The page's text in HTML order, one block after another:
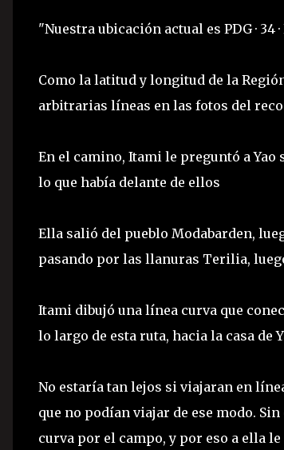
"Nuestra ubicación actual es PDG · 34 ·
Como la latitud y longitud de la
arbitrarias líneas en las fotos del
En el camino, Itami le preguntó a Yao
lo que había delante de ellos
Ella salió del pueblo Modabarden,
pasando por las llanuras Terilia,
Itami dibujó una línea curva que
lo largo de esta ruta, hacia la casa de
No estaría tan lejos si viajaran en
que no podían viajar de ese modo.
curva por el campo, y por eso a ella